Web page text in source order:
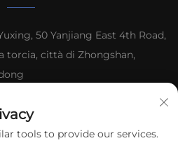
50 Yanjiang East 4th Road,
torcia, città di Zhongshan,
tools to provide our services.